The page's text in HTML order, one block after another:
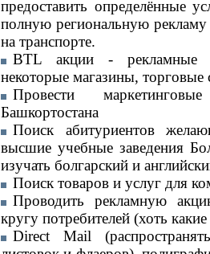
предоставить определённые
полную региональную
на транспорте.
BTL акции - рекламные
некоторые магазины, торговые
Провести
Башкортостана
Поиск абитуриентов
высшие учебные заведения
изучать болгарский и
Поиск товаров и услуг для
Проводить рекламную
кругу потребителей (хоть
Direct Mail